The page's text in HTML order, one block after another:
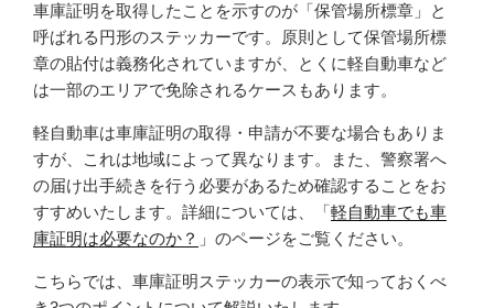
車庫証明を取得したことを示すのが「保管場所標章」と
呼ばれる円形のステッカーです。原則として保管場所標
章の貼付は義務化されていますが、とくに軽自動車など
は一部のエリアで免除されるケースもあります。
軽自動車は車庫証明の取得・申請が不要な場合もありま
すが、これは地域によって異なります。また、警察署へ
の届け出手続きを行う必要があるため確認することをお
すすめいたします。詳細については、「軽自動車でも車
庫証明は必要なのか？ 」のページをご覧ください。
こちらでは、車庫証明ステッカーの表示で知っておくべ